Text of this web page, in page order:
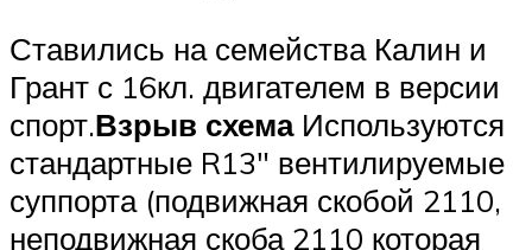
Ставились на семейства Калин и
Грант с 16кл. двигателем в версии
спорт.Взрыв схемаИспользуются
стандартные R13″ вентилируемые
суппорта (подвижная скобой 2110,
неподвижная скоба 2110 которая